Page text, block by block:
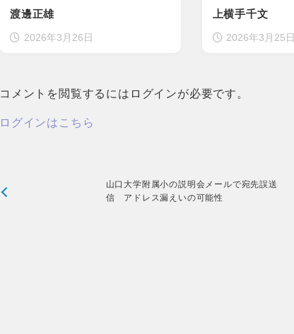
渡邊正雄
2026年3月26日
上横手千文
2026年3月25日
コメントを閲覧するにはログインが必要です。
ログインはこちら
山口大学附属小の説明会メールで宛先誤送
信 アドレス漏えいの可能性